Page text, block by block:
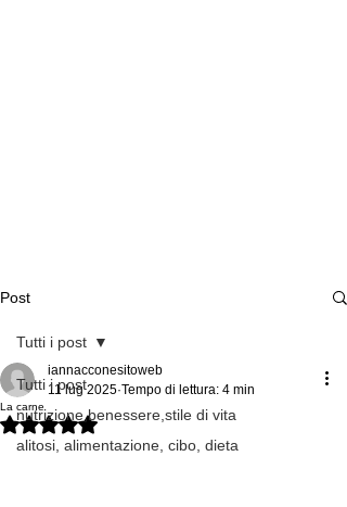
Post
Tutti i post
nutrizione,benessere,stile di vita
alitosi, alimentazione, cibo, dieta
Tutti i post
La carne
iannacconesitoweb
11 lug 2025 Tempo di lettura: 4 min
Valutazione NaN stelle su 5.